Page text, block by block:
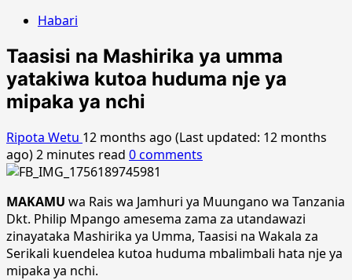
Habari
Taasisi na Mashirika ya umma
yatakiwa kutoa huduma nje ya
mipaka ya nchi
Ripota Wetu 12 months ago (Last updated: 12 months
ago)2 minutes read 0 comments
MAKAMU wa Rais wa Jamhuri ya Muungano wa Tanzania
Dkt. Philip Mpango amesema zama za utandawazi
zinayataka Mashirika ya Umma, Taasisi na Wakala za
Serikali kuendelea kutoa huduma mbalimbali hata nje ya
mipaka ya nchi.